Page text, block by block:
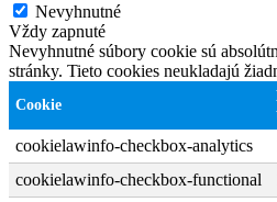
Nevyhnutné
Vždy zapnuté
Nevyhnutné súbory cookie sú
stránky. Tieto cookies neukladajú
Cookie
cookielawinfo-checkbox-analytics
cookielawinfo-checkbox-functional